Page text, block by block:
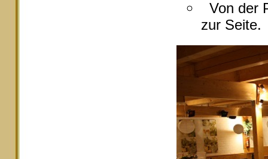
Von der
zur Seite.